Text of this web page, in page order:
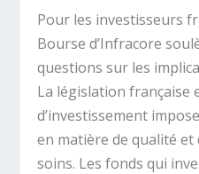
Pour les investisseurs
Bourse d’Infracore
questions sur les
La législation française
d’investissement
en matière de qualité et
soins. Les fonds qui